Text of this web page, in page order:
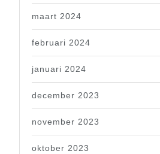
maart 2024
februari 2024
januari 2024
december 2023
november 2023
oktober 2023